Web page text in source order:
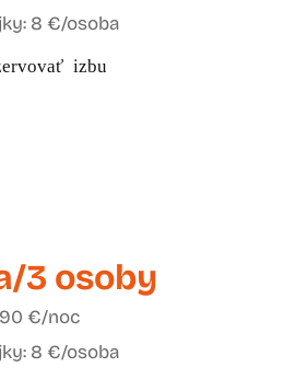
8 €/osoba
izbu
3 osoby
90 €/noc
8 €/osoba